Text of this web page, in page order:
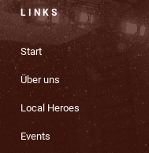
LINKS
Start
Über uns
Local Heroes
Events